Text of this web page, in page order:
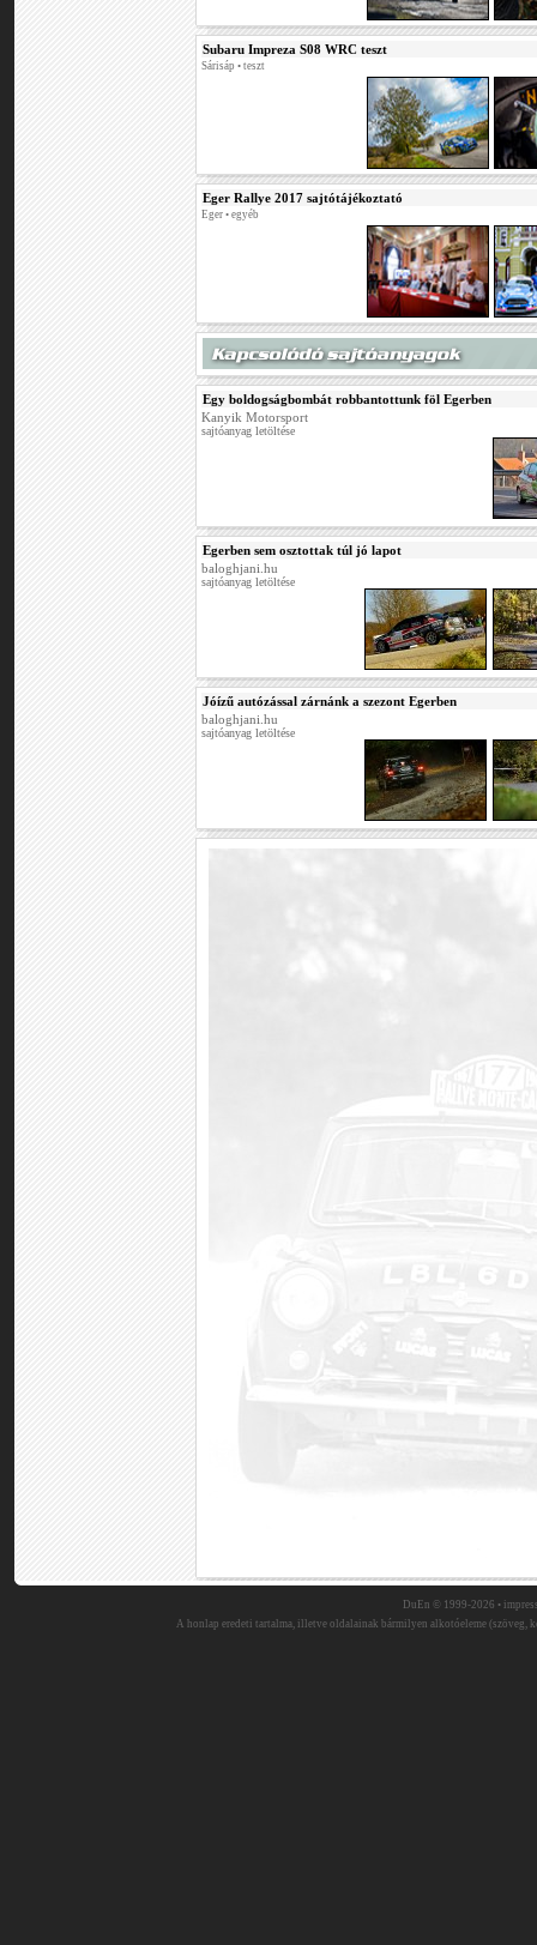
Subaru Impreza S08 WRC teszt
Sárisáp • teszt
Eger Rallye 2017 sajtótájékoztató
Eger • egyéb
Egy boldogságbombát robbantottunk föl Egerben
Kanyik Motorsport
sajtóanyag letöltése
Egerben sem osztottak túl jó lapot
baloghjani.hu
sajtóanyag letöltése
Jóízű autózással zárnánk a szezont Egerben
baloghjani.hu
sajtóanyag letöltése
DuEn © 1999-2026 •
A honlap eredeti tartalma, illetve oldalainak bármilyen alkotóeleme (szöveg,